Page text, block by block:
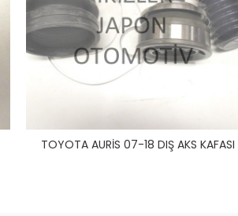
TOYOTA AURİS 07-18 DIŞ AKS KAFASI